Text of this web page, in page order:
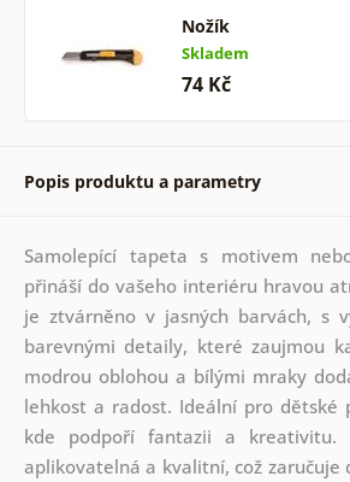
Nožík
Skladem
74 Kč
Popis produktu a parametry
Samolepící tapeta s motivem
přináší do vašeho interiéru hravou
je ztvárněno v jasných barvách, s
barevnými detaily, které zaujmou
modrou oblohou a bílými mraky
lehkost a radost. Ideální pro dětské
kde podpoří fantazii a kreativitu.
aplikovatelná a kvalitní, což zaručuje